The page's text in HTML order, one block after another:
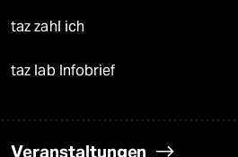
taz zahl ich
taz lab Infobrief
Veranstaltungen